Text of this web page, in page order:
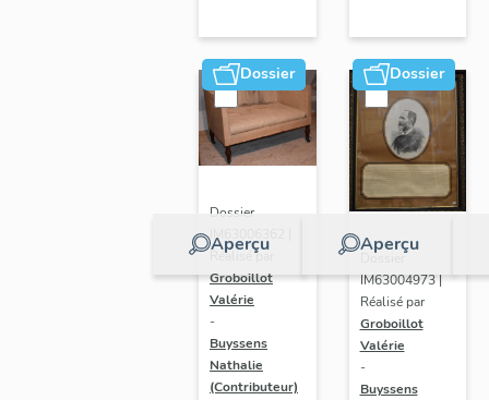
Dossier
Aperçu
Dossier
IM63006362 |
Réalisé par
Groboillot
Valérie
-
Buyssens
Nathalie
(Contributeur)
Dossier
Aperçu
Dossier
IM63004973 |
Réalisé par
Groboillot
Valérie
-
Buyssens